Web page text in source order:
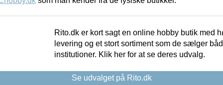
Rito.dk er kort sagt en online hobby butik med
levering og et stort sortiment som de sælger
institutioner. Klik her for at se deres udvalg.
Se udvalget på Rito.dk